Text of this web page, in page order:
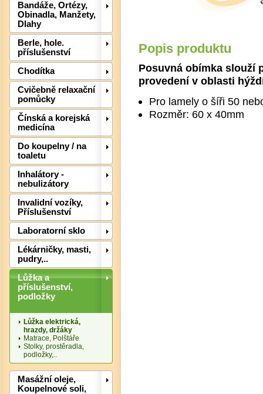
Bandáže, Ortézy,
Obinadla, Manžety,
Dlahy
Berle, hole.
příslušenství
Chodítka
Cvičebně relaxační
pomůcky
Čínská a korejská
medicína
Do koupelny / na
toaletu
Inhalátory -
nebulizátory
Invalidní vozíky,
Příslušenství
Laboratorní sklo
Lékárničky, masti,
pudry,..
Lůžka a
příslušenství,
podložky
Lůžka elektrická,
hrazdy, držáky
Matrace, Polštáře
Stolky, prostěradla,
podložky,..
Masážní oleje,
Koupelnové soli,
Popis produktu
Posuvná obímka slouží
provedení v oblasti
Pro lamely o šíři 50
Rozměr: 60 x 40mm